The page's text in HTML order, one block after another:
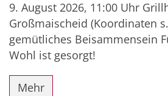
9. August 2026, 11:00 Uhr
Großmaischeid (Koordinaten
gemütliches Beisammensein
Wohl ist gesorgt!
Mehr